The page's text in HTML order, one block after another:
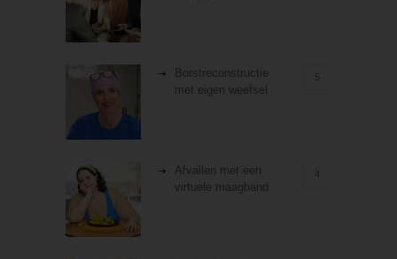
Borstreconstructie
met eigen weefsel
5
Afvallen met een
virtuele maagband
4